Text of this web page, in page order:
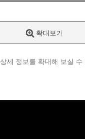
확대보기
상세 정보를 확대해 보실 수